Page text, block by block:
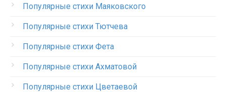
Популярные стихи Маяковского
Популярные стихи Тютчева
Популярные стихи Фета
Популярные стихи Ахматовой
Популярные стихи Цветаевой